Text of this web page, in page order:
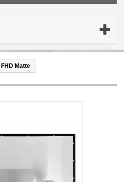
Matte